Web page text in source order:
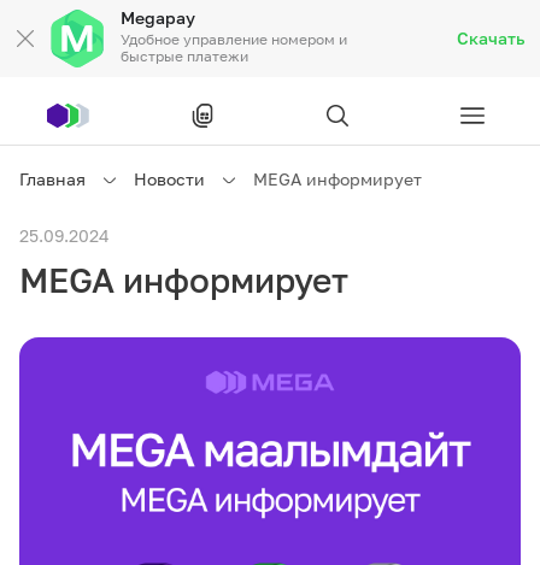
Megapay
Удобное управление номером и
быстрые платежи
Скачать
Частным клиентам
Частным клиентам
Тарифы Роуминг
Главная Новости MEGA информирует
25.09.2024
MEGA информирует